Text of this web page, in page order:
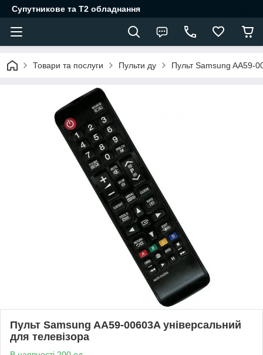
Супутникове та Т2 обладнання
Товари та послуги Пульти ду Пульт Samsung AA59-
Пульт Samsung AA59-00603A універсальний
для телевізора